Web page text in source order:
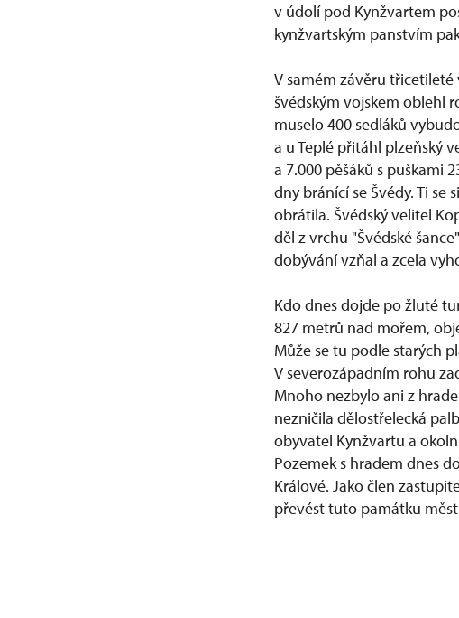
v údolí pod Kynžvartem
kynžvartským panstvím
V samém závěru
švédským vojskem oblehl
muselo 400 sedláků
a u Teplé přitáhl plzeňský
a 7.000 pěšáků s puškami
dny bránící se Švédy. Ti se
obrátila. Švédský velitel
děl z vrchu "Švédské
dobývání vzňal a zcela
Kdo dnes dojde po žluté
827 metrů nad mořem,
Může se tu podle starých
V severozápadním rohu
Mnoho nezbylo ani z
nezničila dělostřelecká
obyvatel Kynžvartu a
Pozemek s hradem dnes
Králové. Jako člen
převést tuto památku